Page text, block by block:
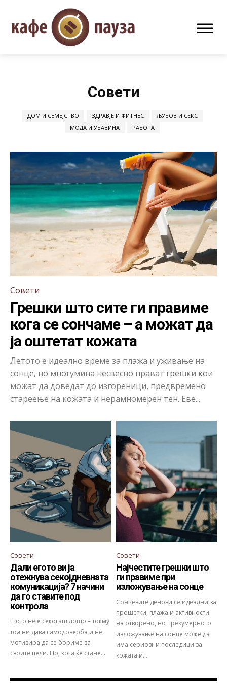
Совети
ДОМ И СЕМЕЈСТВО ЗДРАВЈЕ И ФИТНЕС
ЉУБОВ И СЕКС
МОДА И УБАВИНА
РАБОТА
Совети
Грешки што сите ги правиме
кога се сончаме – а можат да
ја оштетат кожата
Летото е идеално време за плажа и уживање на
сонце, но многумина несвесно прават грешки кои
можат да доведат до изгореници, предвремено
стареење на кожата и нерамномерен тен. Еве...
Совети
Дали егото ви ја
отежнува секојдневната
комуникација? 7 начини
да го ставите под
контрола
Егото не е секогаш лошо – токму
тоа ни дава самодоверба и нè
мотивира да се бориме за
своите цели. Но, кога ќе стане...
Совети
Најчестите грешки што
ги правиме при
изложување на сонце
Сончевите денови се идеални за
прошетки, плажа и активности
на отворено, но прекумерното
изложување на сонце може да
има сериозни последици за
кожата и...